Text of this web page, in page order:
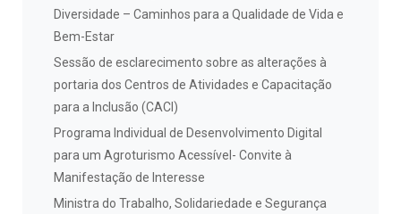
Diversidade – Caminhos para a Qualidade de Vida e
Bem-Estar
Sessão de esclarecimento sobre as alterações à
portaria dos Centros de Atividades e Capacitação
para a Inclusão (CACI)
Programa Individual de Desenvolvimento Digital
para um Agroturismo Acessível- Convite à
Manifestação de Interesse
Ministra do Trabalho, Solidariedade e Segurança